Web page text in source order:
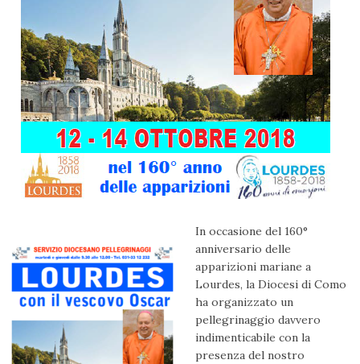
In occasione del 160°
anniversario delle
apparizioni mariane a
Lourdes, la Diocesi di Como
ha organizzato un
pellegrinaggio davvero
indimenticabile con la
presenza del nostro